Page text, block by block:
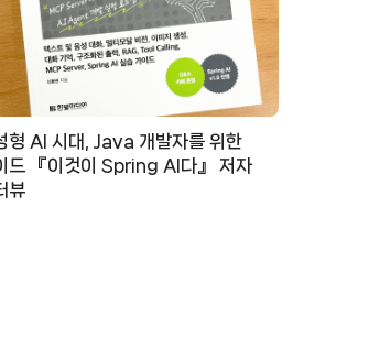
형 AI 시대, Java 개발자를 위한
드 『이것이 Spring AI다』 저자
뷰